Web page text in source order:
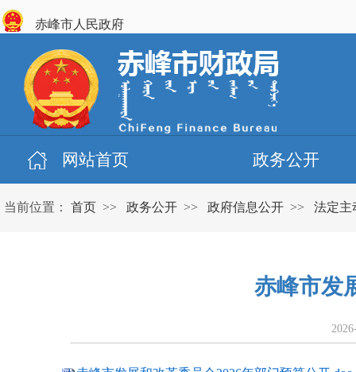
赤峰市人民政府
网站首页 政务公开
当前位置： 首页 >> 政务公开 >> 政府信息公开 >> 法定主
赤峰市发